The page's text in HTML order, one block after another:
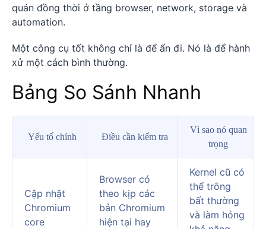
quán đồng thời ở tầng browser, network, storage và
automation.
Một công cụ tốt không chỉ là để ẩn đi. Nó là để hành
xử một cách bình thường.
Bảng So Sánh Nhanh
Yếu tố chính Điều cần kiểm tra
Vì sao nó quan
trọng
Cập nhật
Chromium
core
Browser có
theo kịp các
bản Chromium
hiện tại hay
Kernel cũ có
thể trông
bất thường
và làm hỏng